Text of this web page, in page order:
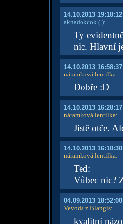
14.10.2013 19:18:12
aknadokcok( ):
Ty
nic. Hlavní
14.10.2013 16:58:37
náramková lentilka:
Dobře :D
14.10.2013 16:28:17
náramková lentilka:
Jistě otče.
14.10.2013 16:10:30
náramková lentilka:
Ted:
Vůbec nic?
04.09.2013 18:52:00
Vevoda z Blangis:
kvalitní